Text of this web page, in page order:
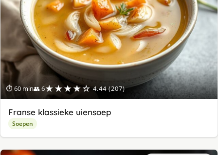
⏱ 60 min👥 6★★★★☆ 4.44 (207)
Franse klassieke uiensoep
Soepen